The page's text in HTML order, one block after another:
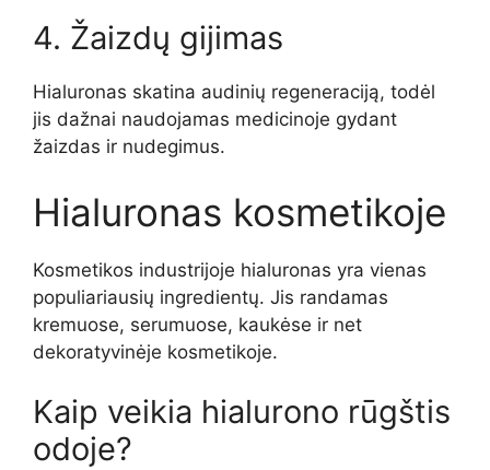
4. Žaizdų gijimas
Hialuronas skatina audinių regeneraciją, todėl
jis dažnai naudojamas medicinoje gydant
žaizdas ir nudegimus.
Hialuronas kosmetikoje
Kosmetikos industrijoje hialuronas yra vienas
populiariausių ingredientų. Jis randamas
kremuose, serumuose, kaukėse ir net
dekoratyvinėje kosmetikoje.
Kaip veikia hialurono rūgštis
odoje?